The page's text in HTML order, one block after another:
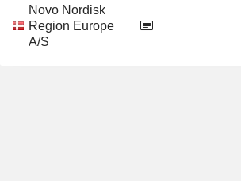
Novo Nordisk
Region Europe
A/S